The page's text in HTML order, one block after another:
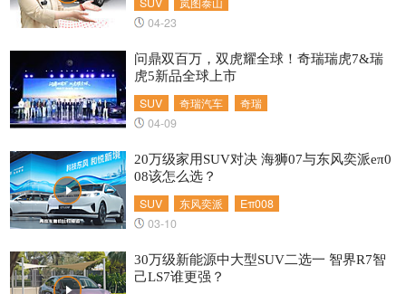
04-23
SUV 奇瑞汽车 奇瑞
问鼎双百万，双虎耀全球！奇瑞瑞虎7&瑞
虎5新品全球上市
04-09
SUV 东风奕派 Eπ008
20万级家用SUV对决 海狮07与东风奕派eπ0
08该怎么选？
03-10
30万级新能源中大型SUV二选一 智界R7智
己LS7谁更强？